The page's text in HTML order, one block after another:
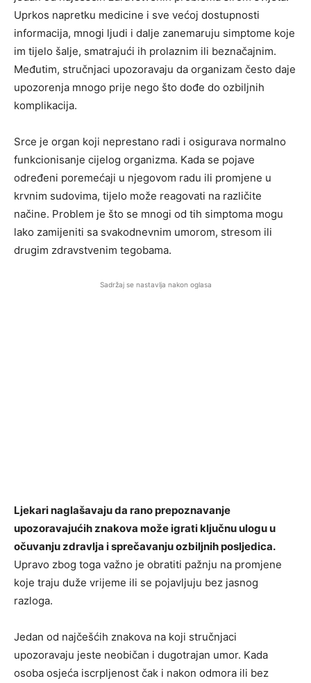
Uprkos napretku medicine i sve većoj dostupnosti
informacija, mnogi ljudi i dalje zanemaruju simptome koje
im tijelo šalje, smatrajući ih prolaznim ili beznačajnim.
Međutim, stručnjaci upozoravaju da organizam često daje
upozorenja mnogo prije nego što dođe do ozbiljnih
komplikacija.
Srce je organ koji neprestano radi i osigurava normalno
funkcionisanje cijelog organizma. Kada se pojave
određeni poremećaji u njegovom radu ili promjene u
krvnim sudovima, tijelo može reagovati na različite
načine. Problem je što se mnogi od tih simptoma mogu
lako zamijeniti sa svakodnevnim umorom, stresom ili
drugim zdravstvenim tegobama.
Sadržaj se nastavlja nakon oglasa
Ljekari naglašavaju da rano prepoznavanje
upozoravajućih znakova može igrati ključnu ulogu u
očuvanju zdravlja i sprečavanju ozbiljnih posljedica.
Upravo zbog toga važno je obratiti pažnju na promjene
koje traju duže vrijeme ili se pojavljuju bez jasnog
razloga.
Jedan od najčešćih znakova na koji stručnjaci
upozoravaju jeste neobičan i dugotrajan umor. Kada
osoba osjeća iscrpljenost čak i nakon odmora ili bez